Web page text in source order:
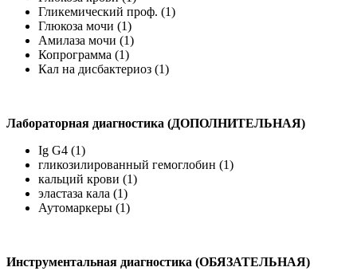
Гликемический проф. (1)
Глюкоза мочи (1)
Амилаза мочи (1)
Копрограмма (1)
Кал на дисбактериоз (1)
Лабораторная диагностика (ДОПОЛНИТЕЛЬНАЯ)
Ig G4 (1)
гликозилированный гемоглобин (1)
кальций крови (1)
эластаза кала (1)
Аутомаркеры (1)
Инструментальная диагностика (ОБЯЗАТЕЛЬНАЯ)